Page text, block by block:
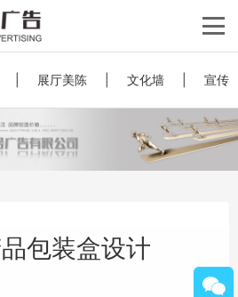
展厅美陈 文化墙 宣传
包装盒设计